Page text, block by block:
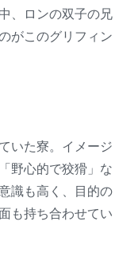
、ロンの双子の兄
がこのグリフィン
いた寮。イメージ
野心的で狡猾」な
識も高く、目的の
も持ち合わせてい